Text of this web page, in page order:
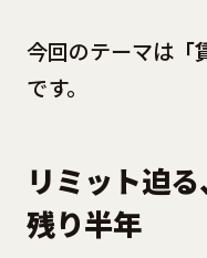
今回のテーマは「
です。
リミット迫
残り半年